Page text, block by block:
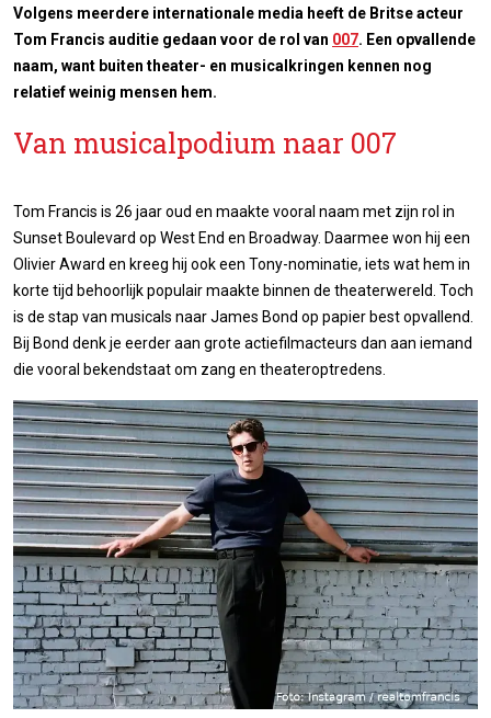
Volgens meerdere internationale media heeft de Britse acteur
Tom Francis auditie gedaan voor de rol van 007. Een opvallende
naam, want buiten theater- en musicalkringen kennen nog
relatief weinig mensen hem.
Van musicalpodium naar 007
Tom Francis is 26 jaar oud en maakte vooral naam met zijn rol in
Sunset Boulevard op West End en Broadway. Daarmee won hij een
Olivier Award en kreeg hij ook een Tony-nominatie, iets wat hem in
korte tijd behoorlijk populair maakte binnen de theaterwereld. Toch
is de stap van musicals naar James Bond op papier best opvallend.
Bij Bond denk je eerder aan grote actiefilmacteurs dan aan iemand
die vooral bekendstaat om zang en theateroptredens.